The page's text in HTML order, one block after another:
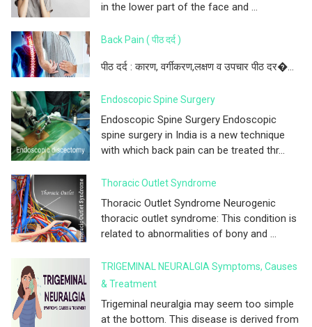
in the lower part of the face and ...
Back Pain ( पीठ दर्द )
पीठ दर्द : कारण, वर्गीकरण,लक्षण व उपचार पीठ दर�...
Endoscopic Spine Surgery
Endoscopic Spine Surgery Endoscopic
spine surgery in India is a new technique
with which back pain can be treated thr...
Thoracic Outlet Syndrome
Thoracic Outlet Syndrome Neurogenic
thoracic outlet syndrome: This condition is
related to abnormalities of bony and ...
TRIGEMINAL NEURALGIA Symptoms, Causes
& Treatment
Trigeminal neuralgia may seem too simple
at the bottom. This disease is derived from